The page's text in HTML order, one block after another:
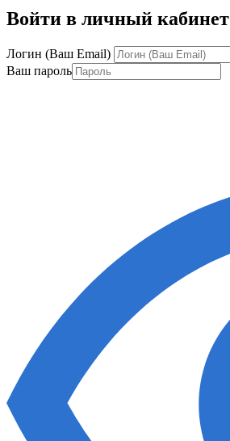
Войти в личный кабинет
Логин (Ваш Email)
Ваш пароль